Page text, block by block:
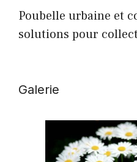
Poubelle urbaine et
solutions pour
Galerie